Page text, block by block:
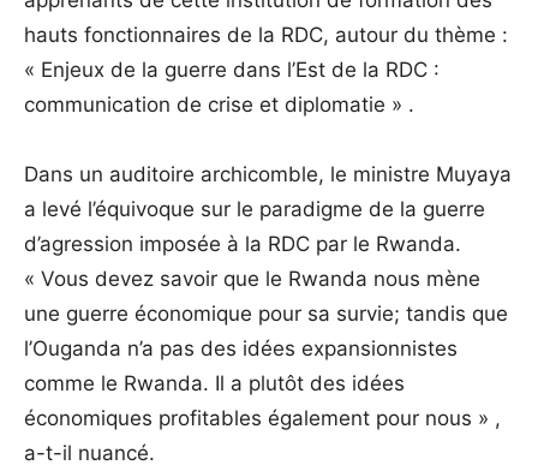
hauts fonctionnaires de la RDC, autour du thème :
« Enjeux de la guerre dans l’Est de la RDC :
communication de crise et diplomatie » .
Dans un auditoire archicomble, le ministre Muyaya
a levé l’équivoque sur le paradigme de la guerre
d’agression imposée à la RDC par le Rwanda.
« Vous devez savoir que le Rwanda nous mène
une guerre économique pour sa survie; tandis que
l’Ouganda n’a pas des idées expansionnistes
comme le Rwanda. Il a plutôt des idées
économiques profitables également pour nous » ,
a-t-il nuancé.